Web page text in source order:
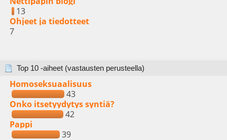
13
Ohjeet ja tiedotteet
7
Top 10 -aiheet (vastausten perusteella)
Homoseksuaalisuus
43
Onko itsetyydytys syntiä?
42
Pappi
39